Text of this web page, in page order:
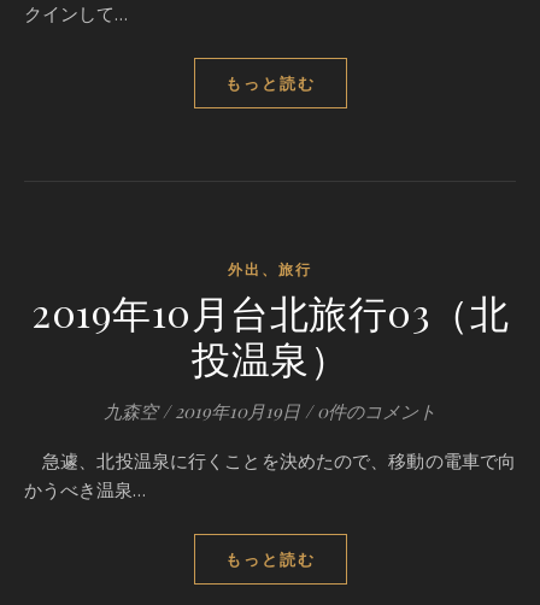
クインして…
もっと読む
外出、旅行
2019年10月台北旅行03（北
投温泉）
九森空 / 2019年10月19日 / 0件のコメント
急遽、北投温泉に行くことを決めたので、移動の電車で向
かうべき温泉…
もっと読む